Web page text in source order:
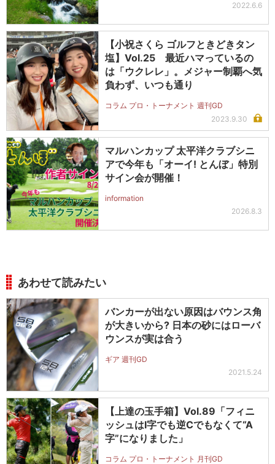
2022.6.6
【小祝さくら ゴルフときどきタン
塩】Vol.25 最近ハマっているの
は「ウクレレ」。メジャー制覇へ気
負わず、いつも通り
コラム プロ・トーナメント 週刊GD
2023.9.30
マルハンカップ 太平洋クラブシニ
アで今年も「オーイ! とんぼ」特別
サイン会が開催！
information
2026.8.3
あわせて読みたい
バンカーが出ない原因はバウンス角
が大きいから? 日本の砂にはローバ
ウンスが実は合う
ギア 週刊GD
2021.5.24
【上達の玉手箱】Vol.89「フィニ
ッシュはI字でも逆Cでもなくて“A
字”になりました」
コラム プロ・トーナメント 月刊GD